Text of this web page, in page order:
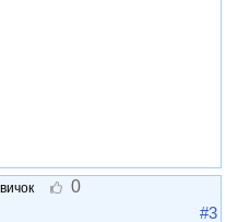
0
#3